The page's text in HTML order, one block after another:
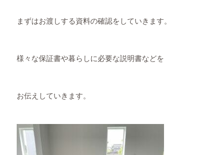
まずはお渡しする資料の確認をしていきます。
様々な保証書や暮らしに必要な説明書などを
お伝えしていきます。